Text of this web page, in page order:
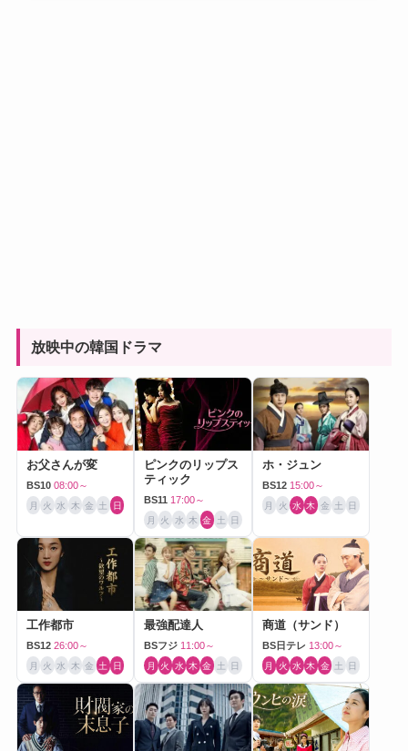
放映中の韓国ドラマ
お父さんが変
BS10 08:00～
月 火 水 木 金 土 日
ピンクのリップス
ティック
BS11 17:00～
月 火 水 木 金 土 日
ホ・ジュン
BS12 15:00～
月 火 水 木 金 土 日
工作都市
BS12 26:00～
月 火 水 木 金 土 日
最強配達人
BSフジ 11:00～
月 火 水 木 金 土 日
商道（サンド）
BS日テレ 13:00～
月 火 水 木 金 土 日